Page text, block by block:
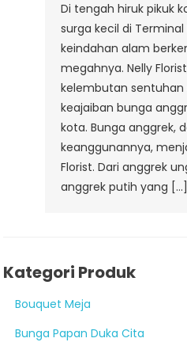
Di tengah hiruk pikuk
surga kecil di
keindahan alam
megahnya. Nelly
kelembutan
keajaiban bunga
kota. Bunga anggrek,
keanggunannya,
Florist. Dari anggrek
anggrek putih yang […]
Kategori Produk
Bouquet Meja
Bunga Papan Duka Cita